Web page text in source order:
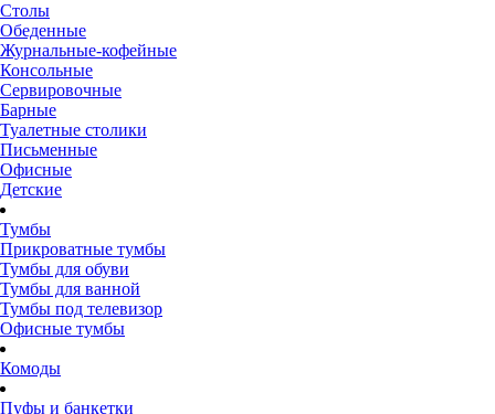
Столы
Обеденные
Журнальные-кофейные
Консольные
Сервировочные
Барные
Туалетные столики
Письменные
Офисные
Детские
Тумбы
Прикроватные тумбы
Тумбы для обуви
Тумбы для ванной
Тумбы под телевизор
Офисные тумбы
Комоды
Пуфы и банкетки